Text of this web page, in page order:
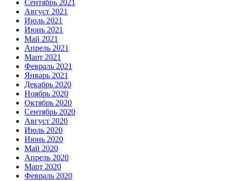
Сентябрь 2021
Август 2021
Июль 2021
Июнь 2021
Май 2021
Апрель 2021
Март 2021
Февраль 2021
Январь 2021
Декабрь 2020
Ноябрь 2020
Октябрь 2020
Сентябрь 2020
Август 2020
Июль 2020
Июнь 2020
Май 2020
Апрель 2020
Март 2020
Февраль 2020